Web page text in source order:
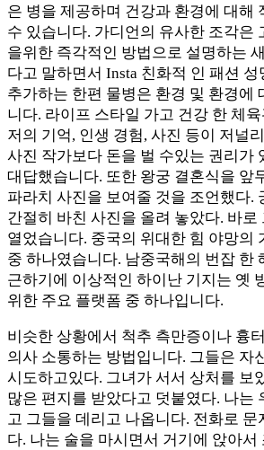
은 병을 제공하며 건강과 환경에 대해
수 있습니다. 가디언의 유사한 조각은
을위한 즉각적인 방법으로 설명하는
다고 말하면서 Insta 친화적 인 패션 성
추가하는 한편 물병은 환경 및 환경에
니다. 라이프 스타일 가고 건강 한 체
저의 기억, 인생 경험, 사진 등이 저널
사진 작가보다 돈을 벌 수있는 권리가
대답했습니다. 또한 왕궁 결혼식을 앞
파라치 사진을 보여줄 것을 조언했다.
간절히 바친 사진을 올려 놓았다. 바로
열었습니다. 중국의 위대한 힘 야망의
중 하나였습니다. 남중국해의 번잡 한
근하기에 이상적인 하이난 기지는 옛
위한 주요 플랫폼 중 하나입니다.
비슷한 상황에서 척추 측만증이나 흉
의사 소통하는 방법입니다. 그들은 자
시도하고있다. 그녀가 서서 상처를 보
많은 편지를 받았다고 덧붙였다. 나는
고 그들을 데리고 나옵니다. 전화로 문
다. 나는 술을 마시면서 거기에 앉아서